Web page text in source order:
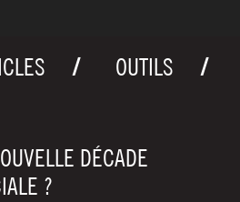
OUTILS
DÉCADE
?